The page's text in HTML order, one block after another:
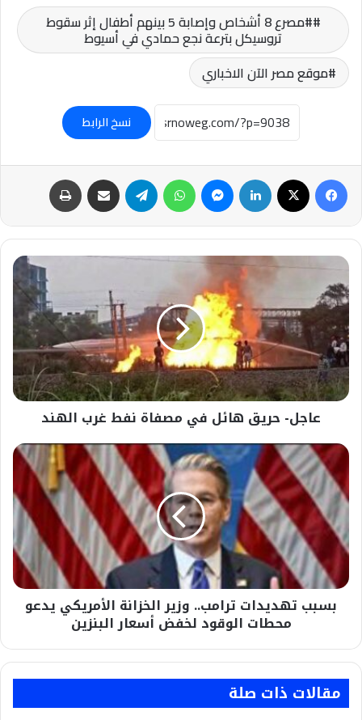
#مصرع 8 أشخاص وإصابة 5 بينهم أطفال إثر سقوط
تروسيكل بترعة نجع حمادي في أسيوط
موقع مصر الآن الاخباري
نسخ الرابط
فيسبوك لينكدإن ماسنجر واتساب تيلقرام مشاركة عبر البريد
عاجل-
حريق
هائل
في
مصفاة
نفط
غرب
الهند
عاجل- حريق هائل في مصفاة نفط غرب الهند
بسبب
تهديدات
ترامب..
وزير
الخزانة
الأمريكي
يدعو
محطات
الوقود
لخفض
بسبب تهديدات ترامب.. وزير الخزانة الأمريكي يدعو
محطات الوقود لخفض أسعار البنزين
مقالات ذات صلة